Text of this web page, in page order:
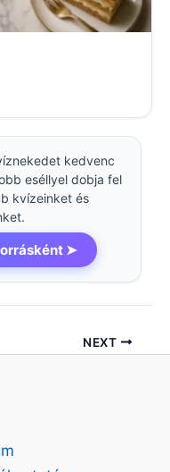
kedvenc
eséllyel dobja fel
kvízeinket és
➤
NEXT